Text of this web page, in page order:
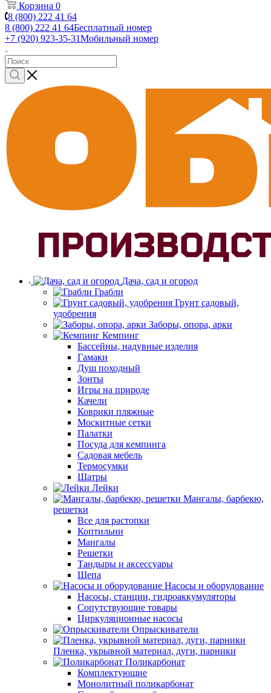
Корзина 0
8 (800) 222 41 64
8 (800) 222 41 64Бесплатный номер
+7 (920) 923-35-31Мобильный номер
Дача, сад и огород
Грабли
Грунт садовый,
удобрения
Заборы, опора, арки
Кемпинг
Бассейны, надувные изделия
Гамаки
Душ походный
Зонты
Игры на природе
Качели
Коврики пляжные
Москитные сетки
Палатки
Посуда для кемпинга
Садовая мебель
Термосумки
Шатры
Лейки
Мангалы, барбекю,
решетки
Все для растопки
Коптильни
Мангалы
Решетки
Тандыры и аксессуары
Щепа
Насосы и оборудование
Насосы, станции, гидроаккумуляторы
Сопутствующие товары
Циркуляционные насосы
Опрыскиватели
Пленка, укрывной материал, дуги, парники
Поликарбонат
Комплектующие
Монолитный поликарбонат